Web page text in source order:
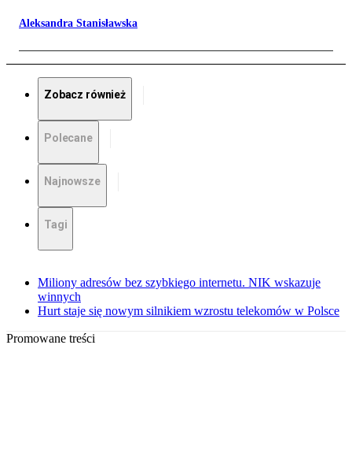
Aleksandra Stanisławska
Zobacz również
Polecane
Najnowsze
Tagi
Miliony adresów bez szybkiego internetu. NIK wskazuje
winnych
Hurt staje się nowym silnikiem wzrostu telekomów w Polsce
Promowane treści